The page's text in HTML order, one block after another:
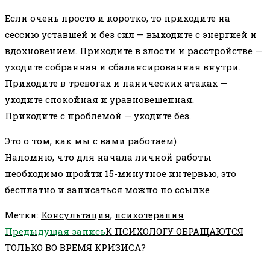
Если очень просто и коротко, то приходите на
сессию уставшей и без сил — выходите с энергией и
вдохновением. Приходите в злости и расстройстве —
уходите собранная и сбалансированная внутри.
Приходите в тревогах и панических атаках —
уходите спокойная и уравновешенная.
Приходите с проблемой — уходите без.
Это о том, как мы с вами работаем)
Напомню, что для начала личной работы
необходимо пройти 15-минутное интервью, это
бесплатно и записаться можно по ссылке
Метки: Консультация, психотерапия
Еще
статьи
Предыдущая записьК ПСИХОЛОГУ ОБРАЩАЮТСЯ
ТОЛЬКО ВО ВРЕМЯ КРИЗИСА?